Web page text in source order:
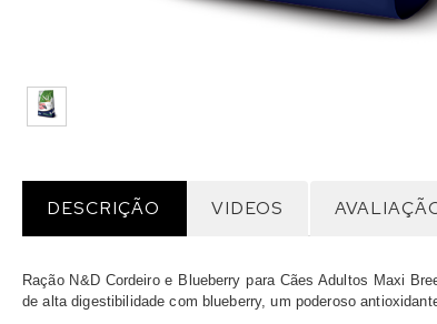
DESCRIÇÃO VIDEOS
Ração N&D Cordeiro e Blueberry para Cães Adultos Maxi
de alta digestibilidade com blueberry, um poderoso